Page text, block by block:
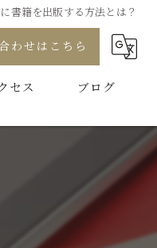
書籍を出版する方法とは？
わせはこちら
セス ブログ